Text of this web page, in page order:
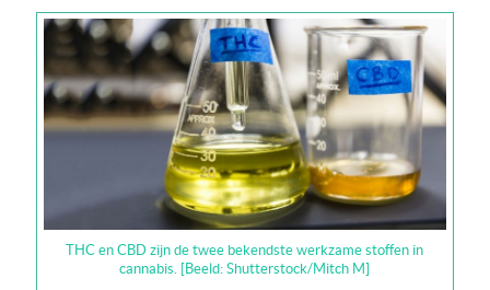
THC en CBD zijn de twee bekendste werkzame stoffen in
cannabis. [Beeld: Shutterstock/Mitch M]